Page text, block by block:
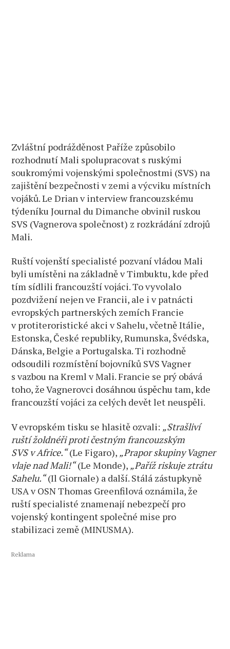
Zvláštní podrážděnost Paříže způsobilo
rozhodnutí Mali spolupracovat s ruskými
soukromými vojenskými společnostmi (SVS) na
zajištění bezpečnosti v zemi a výcviku místních
vojáků. Le Drian v interview francouzskému
týdeníku Journal du Dimanche obvinil ruskou
SVS (Vagnerova společnost) z rozkrádání zdrojů
Mali.
Ruští vojenští specialisté pozvaní vládou Mali
byli umístěni na základně v Timbuktu, kde před
tím sídlili francouzští vojáci. To vyvolalo
pozdvižení nejen ve Francii, ale i v patnácti
evropských partnerských zemích Francie
v protiteroristické akci v Sahelu, včetně Itálie,
Estonska, České republiky, Rumunska, Švédska,
Dánska, Belgie a Portugalska. Ti rozhodně
odsoudili rozmístění bojovníků SVS Vagner
s vazbou na Kreml v Mali. Francie se prý obává
toho, že Vagnerovci dosáhnou úspěchu tam, kde
francouzští vojáci za celých devět let neuspěli.
V evropském tisku se hlasitě ozvali: „Strašliví
ruští žoldnéři proti čestným francouzským
SVS v Africe.“(Le Figaro), „Prapor skupiny Vagner
vlaje nad Mali!“(Le Monde), „Paříž riskuje ztrátu
Sahelu.“(Il Giornale) a další. Stálá zástupkyně
USA v OSN Thomas Greenfilová oznámila, že
ruští specialisté znamenají nebezpečí pro
vojenský kontingent společné mise pro
stabilizaci země (MINUSMA).
Reklama